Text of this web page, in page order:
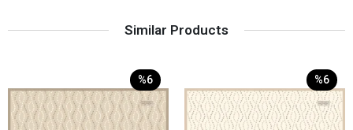
Similar Products
%6 %6